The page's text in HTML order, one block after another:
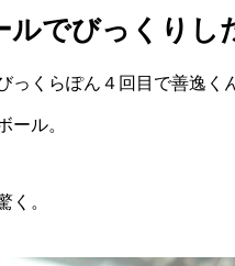
ルでびっくりし
っくらぽん４回目で善逸く
ル。
。